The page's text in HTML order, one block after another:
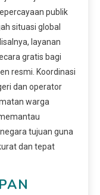
publik
situasi global
layanan
gratis bagi
resmi. Koordinasi
dan operator
warga
tujuan guna
dan tepat